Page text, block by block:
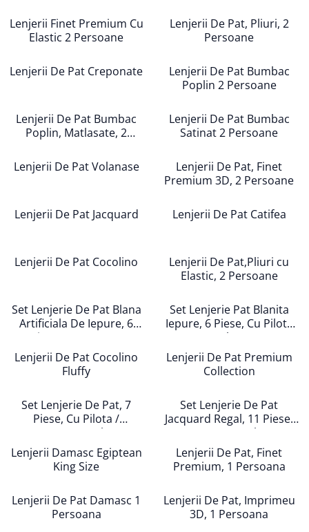
Cearceaf normal
Lenjerii De Pat Creponate
Lenjerii De Pat Bumbac Poplin 2
Persoane
Matlasate, 2 Persoane
Lenjerii De Pat Bumbac Satinat 2
Lenjerii De Pat Volanase
Lenjerii De Pat Cocolino
Artificiala De Iepure, 6 Piese, 2
Persoane
Set Lenjerie Pat Blanita Iepure, 6
Lenjerii De Pat Premium Collection
Pilota / Cuvertura Inclusa
Set Lenjerie De Pat Jacquard Regal,
11 Piese, Cuvertura Inclusa
Lenjerii Damasc Egiptean King Size
Lenjerii De Pat, Finet Premium, 1
Lenjerii De Pat Damasc 1 Persoana
Lenjerii Finet Premium Cu
Elastic 2 Persoane
Lenjerii De Pat, Pliuri, 2
Persoane
Lenjerii De Pat Creponate
Lenjerii De Pat Bumbac
Poplin 2 Persoane
Lenjerii De Pat Bumbac
Poplin, Matlasate, 2
Lenjerii De Pat Bumbac
Satinat 2 Persoane
Lenjerii De Pat Volanase
Lenjerii De Pat, Finet
Premium 3D, 2 Persoane
Lenjerii De Pat Jacquard Lenjerii De Pat Catifea
Lenjerii De Pat Cocolino
Lenjerii De Pat,Pliuri cu
Elastic, 2 Persoane
Set Lenjerie De Pat Blana
Artificiala De Iepure, 6
Piese, 2 Persoane
Set Lenjerie Pat Blanita
Iepure, 6 Piese, Cu Pilota
Inclusa
Lenjerii De Pat Cocolino
Fluffy
Lenjerii De Pat Premium
Collection
Set Lenjerie De Pat, 7
Piese, Cu Pilota /
Cuvertura Inclusa
Set Lenjerie De Pat
Jacquard Regal, 11 Piese,
Cuvertura Inclusa
Lenjerii Damasc Egiptean
King Size
Lenjerii De Pat, Finet
Premium, 1 Persoana
Lenjerii De Pat Damasc 1
Persoana
Lenjerii De Pat, Imprimeu
3D, 1 Persoana